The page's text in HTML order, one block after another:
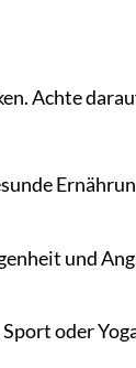
Achte
und
oder